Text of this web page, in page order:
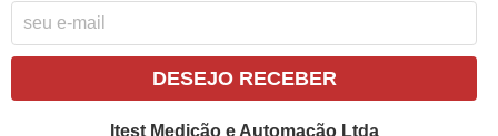
DESEJO RECEBER
Itest Medição e Automação Ltda